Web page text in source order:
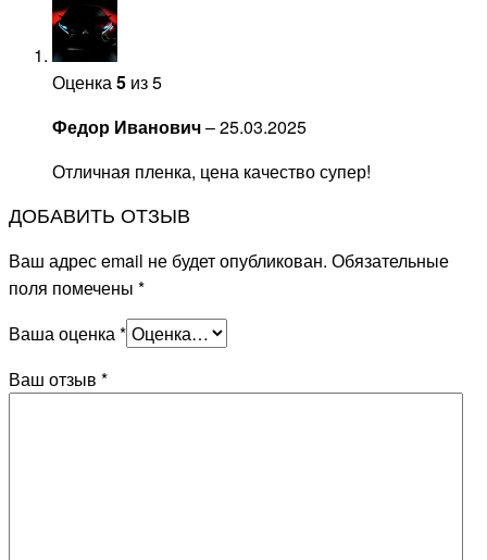
Оценка5 из 5
Федор Иванович–25.03.2025
Отличная пленка, цена качество супер!
ДОБАВИТЬ ОТЗЫВ
Ваш адрес email не будет опубликован. Обязательные
поля помечены *
Ваша оценка*
Ваш отзыв *